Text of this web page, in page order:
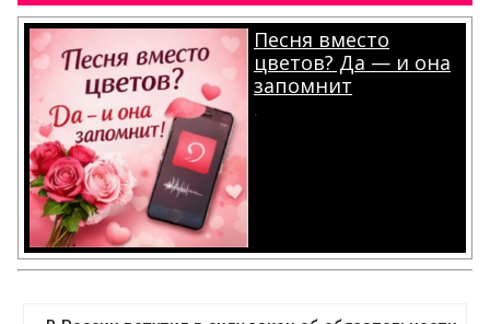
Песня вместо
цветов? Да — и она
запомнит
.